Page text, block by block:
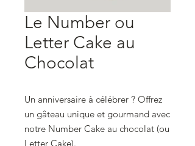
Le Number ou
Letter Cake au
Chocolat
Un anniversaire à célébrer ? Offrez
un gâteau unique et gourmand avec
notre Number Cake au chocolat (ou
Letter Cake).